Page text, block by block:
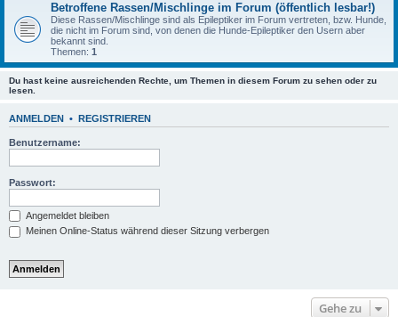
Betroffene Rassen/Mischlinge im Forum (öffentlich lesbar!)
Diese Rassen/Mischlinge sind als Epileptiker im Forum vertreten, bzw. Hunde,
die nicht im Forum sind, von denen die Hunde-Epileptiker den Usern aber
bekannt sind.
Themen: 1
Du hast keine ausreichenden Rechte, um Themen in diesem Forum zu sehen oder zu
lesen.
ANMELDEN • REGISTRIEREN
Benutzername:
Passwort:
Angemeldet bleiben
Meinen Online-Status während dieser Sitzung verbergen
Gehe zu